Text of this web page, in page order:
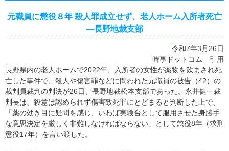
元職員に懲役８年 殺人罪成立せず、老人ホーム入所者死亡
―長野地裁支部
令和7年3月26日
時事ドットコム 引用
長野県内の老人ホームで2022年、入所者の女性が薬物を飲まされ死
亡した事件で、殺人や傷害罪などに問われた元職員の被告（42）の
裁判員裁判の判決が26日、長野地裁松本支部であった。永井健一裁
判長は、殺意は認められず傷害致死罪にとどまると判断した上で、
「薬の効き目に疑問を感じ、いわば実験台として服用させた身勝手
な意思決定を厳しく非難しなければならない」として懲役8年（求刑
懲役17年）を言い渡した。